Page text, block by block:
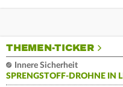
THEMEN-TICKER
Innere Sicherheit
SPRENGSTOFF-DROHNE IN